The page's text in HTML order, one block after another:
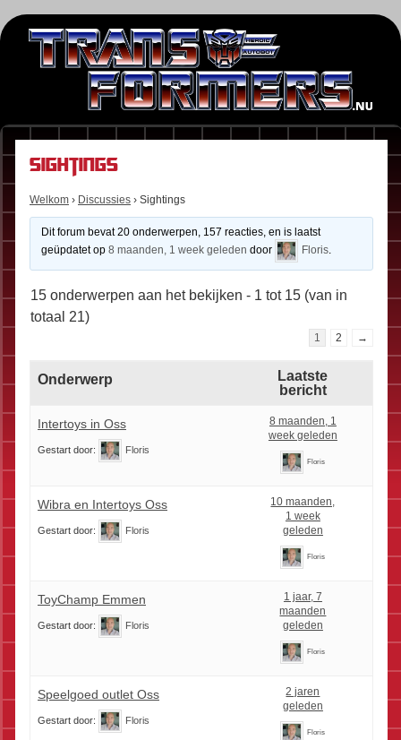
Sightings
Welkom › Discussies › Sightings
Dit forum bevat 20 onderwerpen, 157 reacties, en is laatst
geüpdatet op 8 maanden, 1 week geleden door Floris.
15 onderwerpen aan het bekijken - 1 tot 15 (van in
totaal 21)
1 2 →
Onderwerp
Laatste
bericht
Intertoys in Oss
Gestart door: Floris
8 maanden, 1
week geleden
Floris
Wibra en Intertoys Oss
Gestart door: Floris
10 maanden,
1 week
geleden
Floris
ToyChamp Emmen
Gestart door: Floris
1 jaar, 7
maanden
geleden
Floris
Speelgoed outlet Oss
Gestart door: Floris
2 jaren
geleden
Floris